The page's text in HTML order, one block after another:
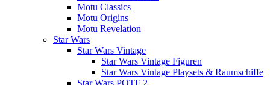
Motu Classics
Motu Origins
Motu Revelation
Star Wars
Star Wars Vintage
Star Wars Vintage Figuren
Star Wars Vintage Playsets & Raumschiffe
Star Wars POTF 2